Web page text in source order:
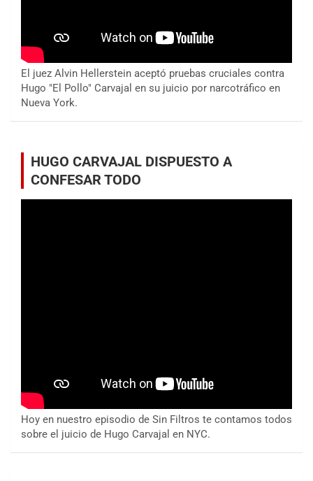
El juez Alvin Hellerstein aceptó pruebas cruciales contra
Hugo "El Pollo" Carvajal en su juicio por narcotráfico en
Nueva York.
HUGO CARVAJAL DISPUESTO A
CONFESAR TODO
Hoy en nuestro episodio de Sin Filtros te contamos todos
sobre el juicio de Hugo Carvajal en NYC.